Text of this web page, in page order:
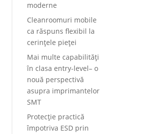
moderne
Cleanroomuri mobile
ca răspuns flexibil la
cerințele pieței
Mai multe capabilități
în clasa entry-level– o
nouă perspectivă
asupra imprimantelor
SMT
Protecție practică
împotriva ESD prin